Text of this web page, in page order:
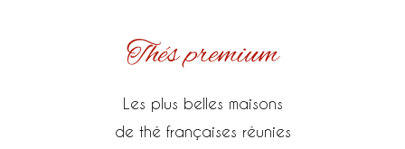
Thés premium
Les plus belles maisons
de thé françaises réunies